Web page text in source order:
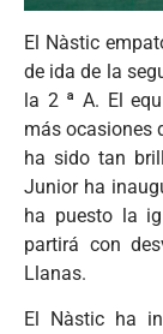
El Nàstic
de ida de la
la 2 ª A. El
más ocasiones
ha sido tan
Junior ha
ha puesto la
partirá con
Llanas.
El Nàstic ha